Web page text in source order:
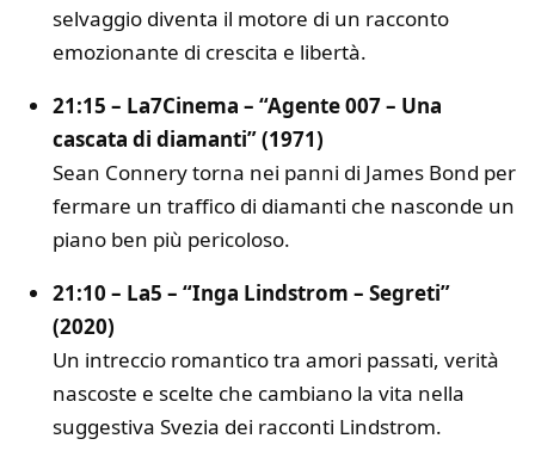
selvaggio diventa il motore di un racconto
emozionante di crescita e libertà.
21:15 – La7Cinema – “Agente 007 – Una
cascata di diamanti” (1971)
Sean Connery torna nei panni di James Bond per
fermare un traffico di diamanti che nasconde un
piano ben più pericoloso.
21:10 – La5 – “Inga Lindstrom – Segreti”
(2020)
Un intreccio romantico tra amori passati, verità
nascoste e scelte che cambiano la vita nella
suggestiva Svezia dei racconti Lindstrom.